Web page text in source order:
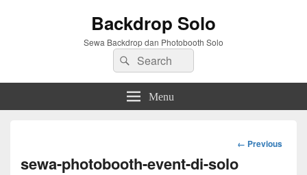
Backdrop Solo
Sewa Backdrop dan Photobooth Solo
Search
for:
Search
Menu
Image
← Previous
sewa-photobooth-event-di-solo